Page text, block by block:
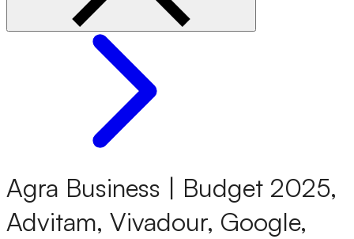
Agra Business | Budget 2025,
Advitam, Vivadour, Google,